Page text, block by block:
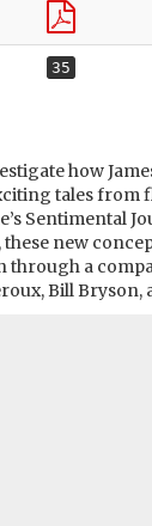
35
how
tales from
Sentimental
these new
through a
Bill Bryson,